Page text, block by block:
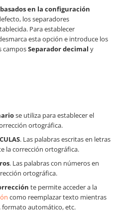
en la configuración
los separadores
Para establecer
esta opción e introduce los
camposSeparador decimal y
se utiliza para establecer el
ortográfica.
. Las palabras escritas en letras
la corrección ortográfica.
. Las palabras con números en
ortográfica.
te permite acceder a la
como reemplazar texto mientras
formato automático, etc.